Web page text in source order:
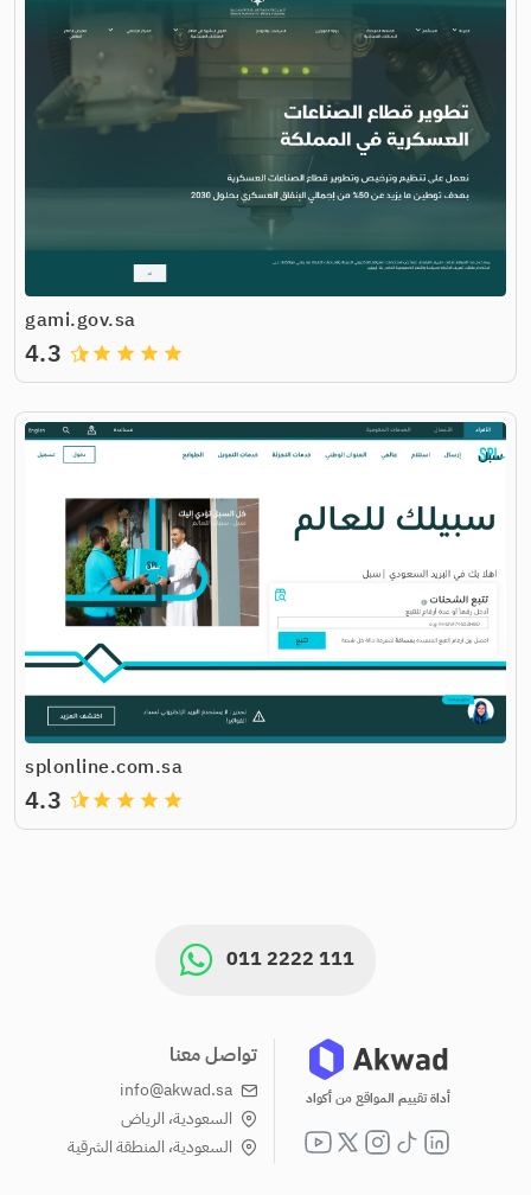
gami.gov.sa
grade
grade
grade
grade
4.3
splonline.com.sa
grade
grade
grade
grade
4.3
011 2222 111
أداة تقييم المواقع من أكواد
تواصل معنا
info@akwad.sa
السعودية، الرياض
السعودية، المنطقة الشرقية